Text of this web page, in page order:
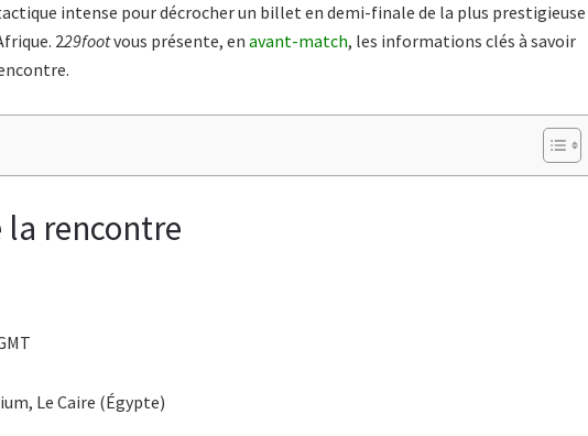
intense pour décrocher un billet en demi-finale de la plus prestigieuse
229footvous présente, en avant-match, les informations clés à savoir
rencontre
Le Caire (Égypte)